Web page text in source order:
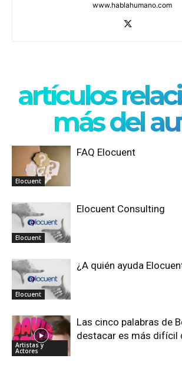
www.hablahumano.com
artículos
más del
Elocuent
FAQ Elocuent
Elocuent
Elocuent Consulting
Elocuent
¿A quién ayuda
Artistas y
Actores
Las cinco palabras de
destacar es más difícil